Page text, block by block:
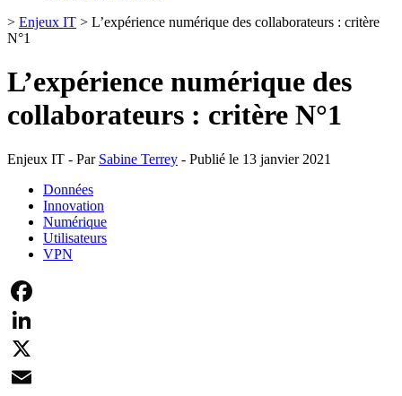
> Enjeux IT > L’expérience numérique des collaborateurs : critère
N°1
L’expérience numérique des
collaborateurs : critère N°1
Enjeux IT - Par Sabine Terrey - Publié le 13 janvier 2021
Données
Innovation
Numérique
Utilisateurs
VPN
Facebook
LinkedIn
X